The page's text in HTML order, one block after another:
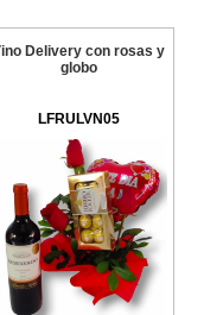
Delivery con rosas y
globo
LFRULVN05